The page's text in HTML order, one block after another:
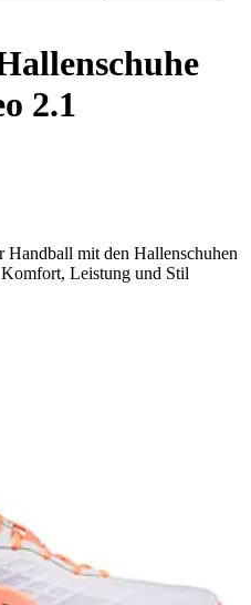
2.1
Handball mit den Hallenschuhen
Leistung und Stil